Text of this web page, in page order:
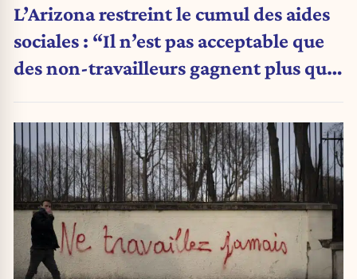
L’Arizona restreint le cumul des aides
sociales : “Il n’est pas acceptable que
des non-travailleurs gagnent plus que